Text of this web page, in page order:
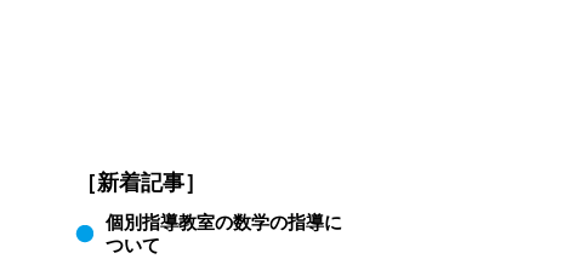
［新着記事］
個別指導教室の数学の指導に
ついて